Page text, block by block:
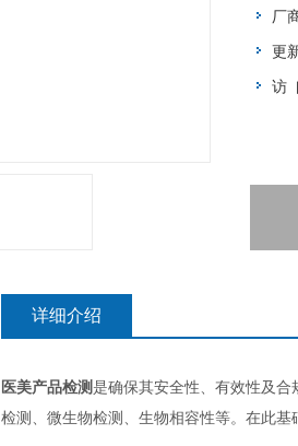
厂
更
访
详细介绍
医美产品检测是确保其安全性、有效性及
检测、微生物检测、生物相容性等。在此